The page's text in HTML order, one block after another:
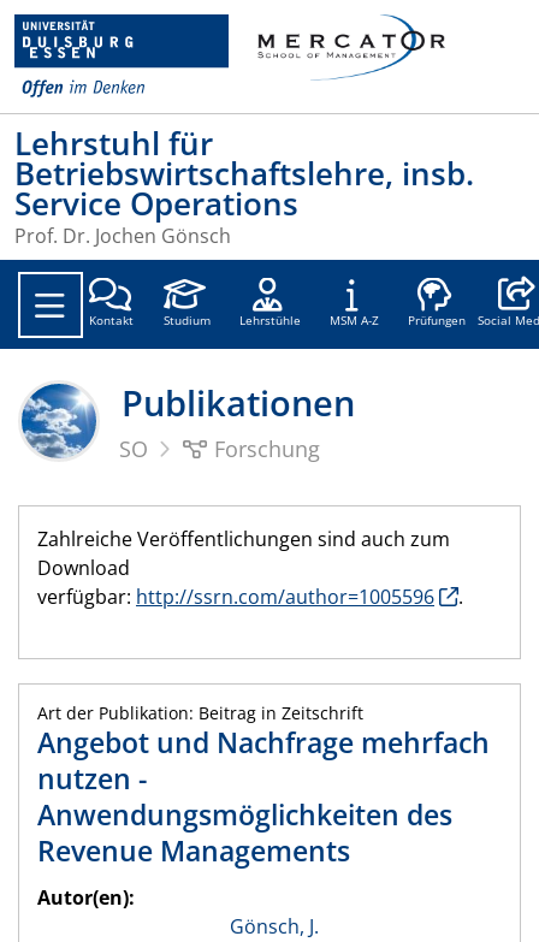
Lehrstuhl für
Betriebswirtschaftslehre, insb.
Service Operations
Prof. Dr. Jochen Gönsch
Kontakt Studium Lehrstühle MSM A-Z Prüfungen Social
Publikationen
SO Forschung
Zahlreiche Veröffentlichungen sind auch zum
Download
verfügbar: http://ssrn.com/author=1005596 .
Art der Publikation: Beitrag in Zeitschrift
Angebot und Nachfrage mehrfach
nutzen -
Anwendungsmöglichkeiten des
Revenue Managements
Autor(en):
Gönsch, J.